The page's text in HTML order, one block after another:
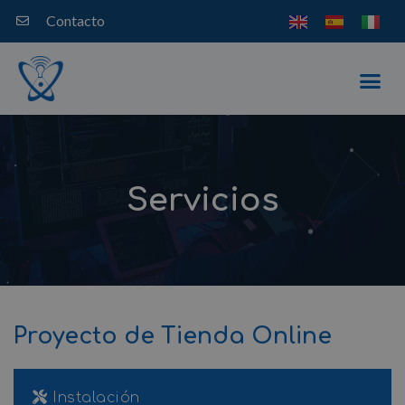
Contacto
Servicios
Proyecto de Tienda Online
Instalación